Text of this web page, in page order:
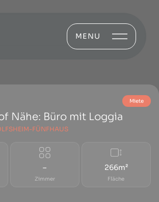
MENU
Miete
Nähe: Büro mit Loggia
FÜNFHAUS
–
Zimmer
266m²
Fläche